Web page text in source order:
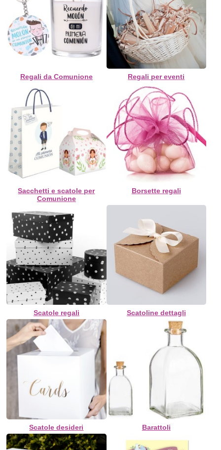
Regali da Comunione Regali per eventi
Sacchetti e scatole per
Comunione
Borsette regali
Scatole regali Scatoline dettagli
Scatole desideri Barattoli